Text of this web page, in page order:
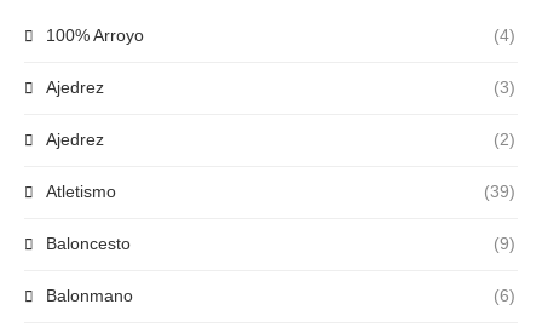
100% Arroyo (4)
Ajedrez (3)
Ajedrez (2)
Atletismo (39)
Baloncesto (9)
Balonmano (6)